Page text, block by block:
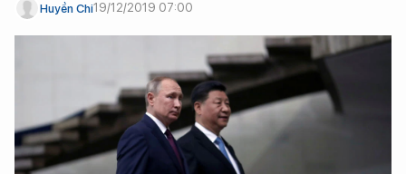
Huyền Chi19/12/2019 07:00